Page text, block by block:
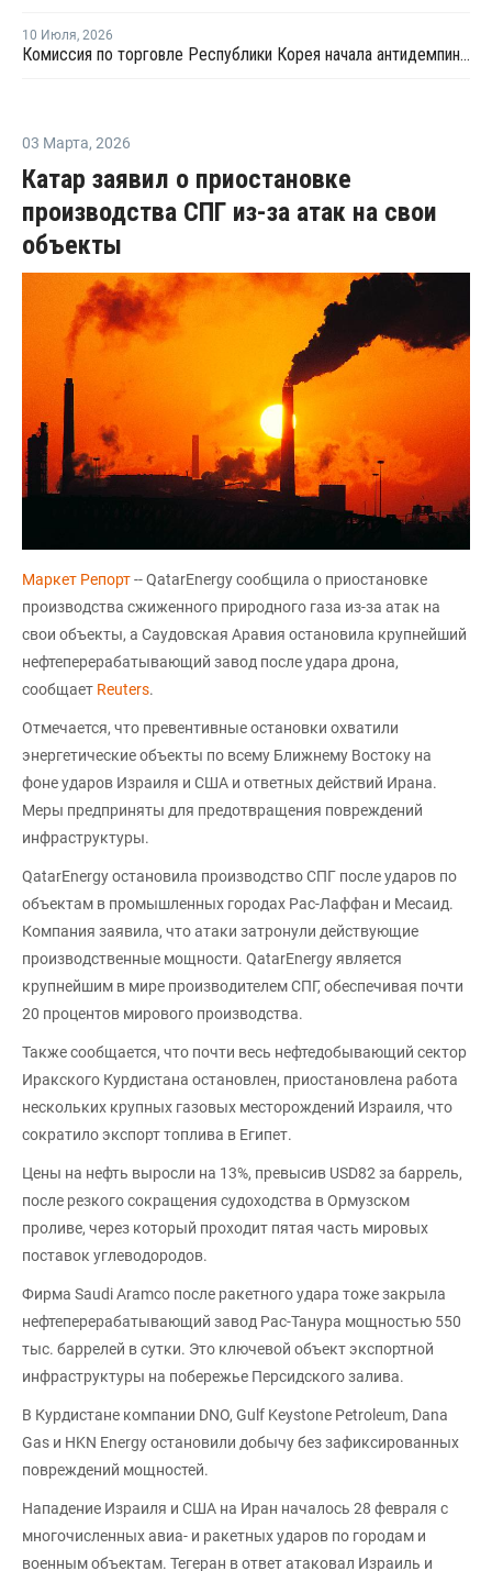
10 Июля, 2026
Комиссия по торговле Республики Корея начала антидемпинговое расследование в отношении китайского ПВХ-С
03 Марта, 2026
Катар заявил о приостановке
производства СПГ из-за атак на свои
объекты
Маркет Репорт-- QatarEnergy сообщила о приостановке
производства сжиженного природного газа из-за атак на
свои объекты, а Саудовская Аравия остановила крупнейший
нефтеперерабатывающий завод после удара дрона,
сообщает Reuters.
Отмечается, что превентивные остановки охватили
энергетические объекты по всему Ближнему Востоку на
фоне ударов Израиля и США и ответных действий Ирана.
Меры предприняты для предотвращения повреждений
инфраструктуры.
QatarEnergy остановила производство СПГ после ударов по
объектам в промышленных городах Рас-Лаффан и Месаид.
Компания заявила, что атаки затронули действующие
производственные мощности. QatarEnergy является
крупнейшим в мире производителем СПГ, обеспечивая почти
20 процентов мирового производства.
Также сообщается, что почти весь нефтедобывающий сектор
Иракского Курдистана остановлен, приостановлена работа
нескольких крупных газовых месторождений Израиля, что
сократило экспорт топлива в Египет.
Цены на нефть выросли на 13%, превысив USD82 за баррель,
после резкого сокращения судоходства в Ормузском
проливе, через который проходит пятая часть мировых
поставок углеводородов.
Фирма Saudi Aramco после ракетного удара тоже закрыла
нефтеперерабатывающий завод Рас-Танура мощностью 550
тыс. баррелей в сутки. Это ключевой объект экспортной
инфраструктуры на побережье Персидского залива.
В Курдистане компании DNO, Gulf Keystone Petroleum, Dana
Gas и HKN Energy остановили добычу без зафиксированных
повреждений мощностей.
Нападение Израиля и США на Иран началось 28 февраля с
многочисленных авиа- и ракетных ударов по городам и
военным объектам. Тегеран в ответ атаковал Израиль и